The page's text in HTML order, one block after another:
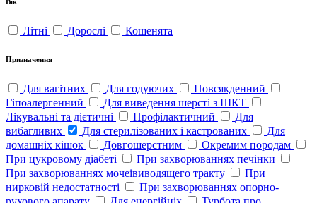
Літні Дорослi Кошенята
Призначення
Для вагітних Для годуючих
Повсякденний
Гіпоалергенний
Для виведення шерсті з ШКТ
Лікувальні та дієтичні
Профілактичний
Для
вибагливих
Для стерилізованих і кастрованих
Для
домашніх кішок
Довгошерстним
Окремим породам
При цукровому діабеті
При захворюваннях печінки
При захворюваннях мочеівиводящего тракту
При
нирковій недостатності
При захворюваннях опорно-